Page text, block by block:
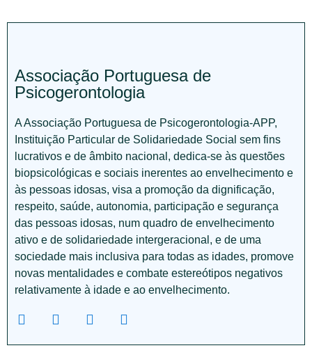
Associação Portuguesa de
Psicogerontologia
A Associação Portuguesa de Psicogerontologia-APP,
Instituição Particular de Solidariedade Social sem fins
lucrativos e de âmbito nacional, dedica-se às questões
biopsicológicas e sociais inerentes ao envelhecimento e
às pessoas idosas, visa a promoção da dignificação,
respeito, saúde, autonomia, participação e segurança
das pessoas idosas, num quadro de envelhecimento
ativo e de solidariedade intergeracional, e de uma
sociedade mais inclusiva para todas as idades, promove
novas mentalidades e combate estereótipos negativos
relativamente à idade e ao envelhecimento.